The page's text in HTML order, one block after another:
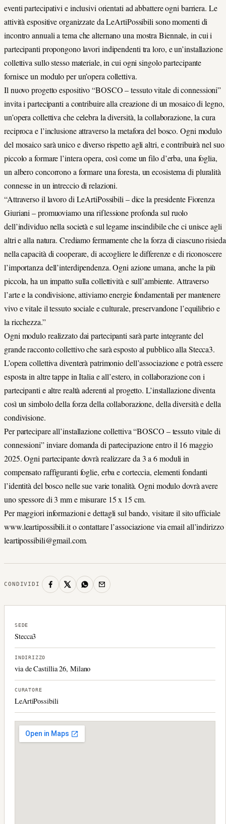
eventi partecipativi e inclusivi orientati ad abbattere ogni barriera. Le
attività espositive organizzate da LeArtiPossibili sono momenti di
incontro annuali a tema che alternano una mostra Biennale, in cui i
partecipanti propongono lavori indipendenti tra loro, e un’installazione
collettiva sullo stesso materiale, in cui ogni singolo partecipante
fornisce un modulo per un’opera collettiva.
Il nuovo progetto espositivo “BOSCO – tessuto vitale di connessioni”
invita i partecipanti a contribuire alla creazione di un mosaico di legno,
un’opera collettiva che celebra la diversità, la collaborazione, la cura
reciproca e l’inclusione attraverso la metafora del bosco. Ogni modulo
del mosaico sarà unico e diverso rispetto agli altri, e contribuirà nel suo
piccolo a formare l’intera opera, così come un filo d’erba, una foglia,
un albero concorrono a formare una foresta, un ecosistema di pluralità
connesse in un intreccio di relazioni.
“Attraverso il lavoro di LeArtiPossibili – dice la presidente Fiorenza
Giuriani – promuoviamo una riflessione profonda sul ruolo
dell’individuo nella società e sul legame inscindibile che ci unisce agli
altri e alla natura. Crediamo fermamente che la forza di ciascuno risieda
nella capacità di cooperare, di accogliere le differenze e di riconoscere
l’importanza dell’interdipendenza. Ogni azione umana, anche la più
piccola, ha un impatto sulla collettività e sull’ambiente. Attraverso
l’arte e la condivisione, attiviamo energie fondamentali per mantenere
vivo e vitale il tessuto sociale e culturale, preservandone l’equilibrio e
la ricchezza.”
Ogni modulo realizzato dai partecipanti sarà parte integrante del
grande racconto collettivo che sarà esposto al pubblico alla Stecca3.
L’opera collettiva diventerà patrimonio dell’associazione e potrà essere
esposta in altre tappe in Italia e all’estero, in collaborazione con i
partecipanti e altre realtà aderenti al progetto. L’installazione diventa
così un simbolo della forza della collaborazione, della diversità e della
condivisione.
Per partecipare all’installazione collettiva “BOSCO – tessuto vitale di
connessioni” inviare domanda di partecipazione entro il 16 maggio
2025. Ogni partecipante dovrà realizzare da 3 a 6 moduli in
compensato raffiguranti foglie, erba e corteccia, elementi fondanti
l’identità del bosco nelle sue varie tonalità. Ogni modulo dovrà avere
uno spessore di 3 mm e misurare 15 x 15 cm.
Per maggiori informazioni e dettagli sul bando, visitare il sito ufficiale
www.leartipossibili.it o contattare l’associazione via email all’indirizzo
leartipossibili@gmail.com.
CONDIVIDI
SEDE
Stecca3
INDIRIZZO
via de Castillia 26, Milano
CURATORE
LeArtiPossibili